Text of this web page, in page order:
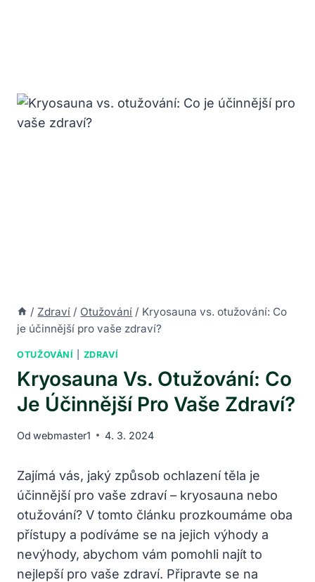
/ Zdraví / Otužování / Kryosauna vs. otužování: Co
je účinnější pro vaše zdraví?
OTUŽOVÁNÍ ZDRAVÍ
Kryosauna Vs. Otužování: Co
Je Účinnější Pro Vaše Zdraví?
Od webmaster1 4. 3. 2024
Zajímá vás, jaký způsob ochlazení těla je
účinnější ‌pro vaše zdraví – kryosauna nebo
otužování? ⁤V tomto článku ⁤prozkoumáme oba
přístupy a podíváme ⁢se ⁢na jejich výhody a​
nevýhody, abychom vám pomohli najít to
⁢nejlepší pro vaše zdraví. Připravte⁣ se na